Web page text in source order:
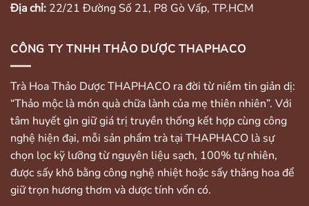
Địa chỉ: 22/21 Đường Số 21, P8 Gò Vấp, TP.HCM
CÔNG TY TNHH THẢO DƯỢC THAPHACO
Trà Hoa Thảo Dược THAPHACO ra đời từ niềm tin giản dị:
“Thảo mộc là món quà chữa lành của mẹ thiên nhiên”. Với
tâm huyết gìn giữ giá trị truyền thống kết hợp cùng công
nghệ hiện đại, mỗi sản phẩm trà tại THAPHACO là sự
chọn lọc kỹ lưỡng từ nguyên liệu sạch, 100% tự nhiên,
được sấy khô bằng công nghệ nhiệt hoặc sấy thăng hoa để
giữ trọn hương thơm và dược tính vốn có.